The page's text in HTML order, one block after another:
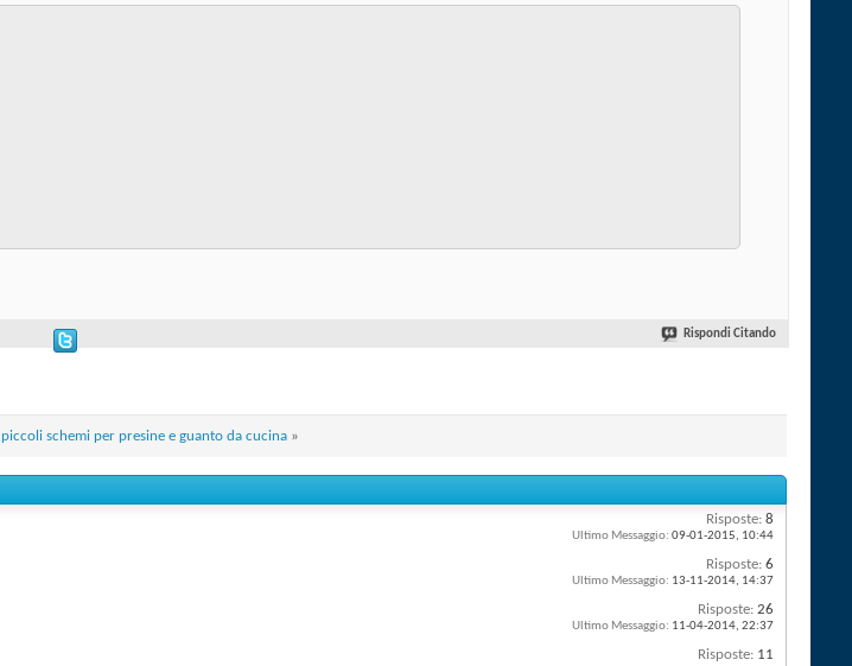
Rispondi Citando
piccoli schemi per presine e guanto da cucina »
Risposte: 8
Ultimo Messaggio: 09-01-2015, 10:44
Risposte: 6
Ultimo Messaggio: 13-11-2014, 14:37
Risposte: 26
Ultimo Messaggio: 11-04-2014, 22:37
Risposte: 11